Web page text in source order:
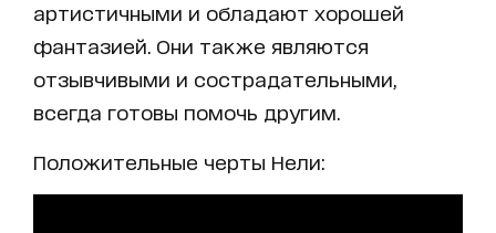
артистичными и обладают хорошей
фантазией. Они также являются
отзывчивыми и сострадательными,
всегда готовы помочь другим.
Положительные черты Нели: